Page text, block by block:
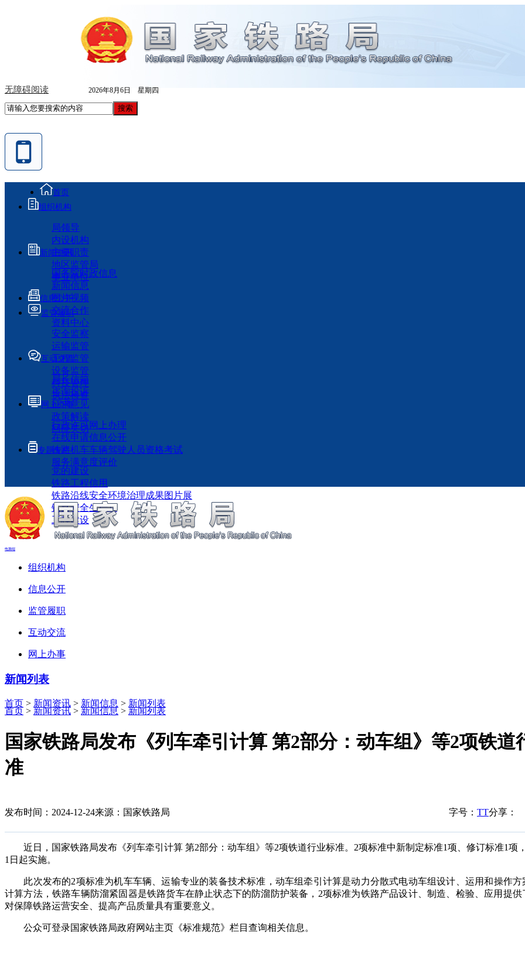
无障碍阅读 2026年8月6日 星期四
首页
组织机构
局领导
内设机构
主要职责
地区监管局
事业单位
新闻资讯
国务院时政信息
新闻信息
图片视频
交流合作
资料中心
信息公开
监管履职
安全监察
运输监管
工程监管
设备监管
科技管理
执法检查
互动交流
局长信箱
咨询投诉
征求意见
政策解读
回应关切
网上办事
行政许可网上办理
在线申请信息公开
铁路机车车辆驾驶人员资格考试
服务满意度评价
专题专栏
党的建设
铁路工程信用
铁路沿线安全环境治理成果图片展
铁路安全生产月
工程建设
电脑端
组织机构
信息公开
监管履职
互动交流
网上办事
新闻列表
首页 > 新闻资讯 > 新闻信息 > 新闻列表
首页 > 新闻资讯 > 新闻信息 > 新闻列表
国家铁路局发布《列车牵引计算 第2部分：动车组》等2项铁道
准
发布时间：2024-12-24来源：国家铁路局 分享：
字号： TT
近日，国家铁路局发布 《列车牵引计算 第2部分：动车组 》 等2项铁道行业标准。 2项标准中新制定标准1项、修订标准1项
1 日起实施。
此次发布的2项标准为机车车辆、运输专业的装备技术标准 ， 动车组牵引计算是动力分散式电动车组设计、 运用和操作方
计算方法， 铁路车辆防溜紧固器是铁路货车在静止状态下的防溜防护装备， 2项标准为铁路产品设计、制造、检验、应用提
对保障铁路运营安全、提高产品质量具有重要意义 。
公众可登录国家铁路局政府网站主页 《标准规范》栏目 查询相关信息 。